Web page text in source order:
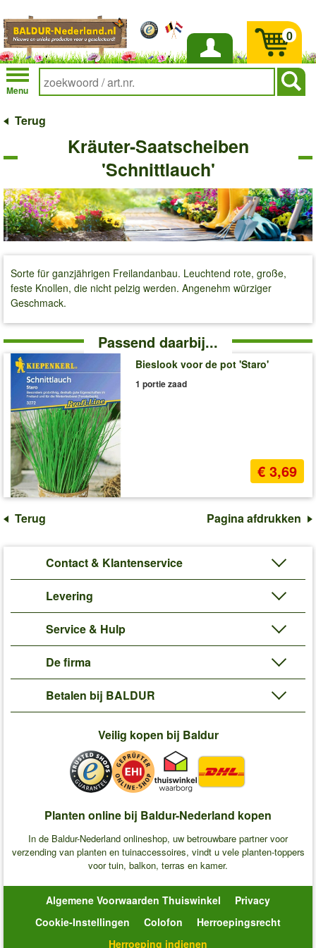
Inloggen
Menu
0
Terug
Kräuter-Saatscheiben
'Schnittlauch'
Sorte für ganzjährigen Freilandanbau. Leuchtend rote, große,
feste Knollen, die nicht pelzig werden. Angenehm würziger
Geschmack.
Passend daarbij...
Bieslook voor de pot 'Staro'
1 portie zaad
€ 3,69
Terug Pagina afdrukken
Contact & Klantenservice
Levering
Service & Hulp
De firma
Betalen bij BALDUR
Veilig kopen bij Baldur
Planten online bij Baldur-Nederland kopen
In de Baldur-Nederland onlineshop, uw betrouwbare partner voor
verzending van planten en tuinaccessoires, vindt u vele planten-toppers
voor tuin, balkon, terras en kamer.
Algemene Voorwaarden Thuiswinkel
Privacy
Cookie-Instellingen
Colofon
Herroepingsrecht
Herroeping indienen